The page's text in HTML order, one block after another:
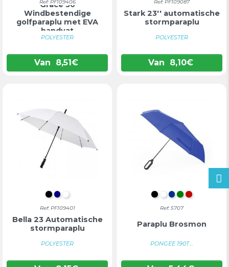
Ref: PF109406
Grace 30
Windbestendige
golfparaplu met EVA
handvat
POLYESTER
Van 8,51€
Ref: PF109087
Stark 23'' automatische
stormparaplu
POLYESTER
Van 8,10€
INTENS ZWART
DONKERBLAUW
WIT
Ref: PF109401
Bella 23 Automatische
stormparaplu
POLYESTER
ZWART
WITBLAUW
GROEN
ROOD
Ref: 5707
Paraplu Brosmon
PONGEE 190T....